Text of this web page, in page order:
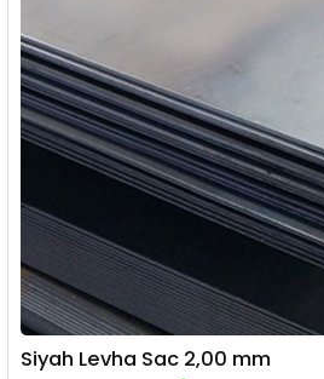
Siyah Levha Sac 2,00 mm